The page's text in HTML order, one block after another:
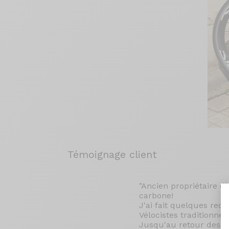
Témoignage client
"Ancien propriétaire
carbone!
J'ai fait quelques
Vélocistes
Jusqu'au retour des